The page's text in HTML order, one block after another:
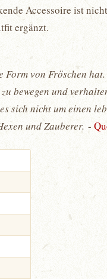
Accessoire ist
ergänzt.
von Fröschen
bewegen und
sich nicht um einen
und Zauberer. -